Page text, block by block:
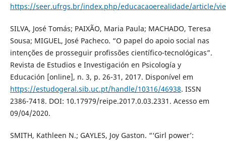
https://seer.ufrgs.br/index.php/educacaoerealidade/article/
SILVA, José Tomás; PAIXÃO, Maria Paula; MACHADO, Teresa
Sousa; MIGUEL, José Pacheco. “O papel do apoio social nas
intenções de prosseguir profissões científico-tecnológicas”.
Revista de Estudios e Investigación en Psicología y
Educación [online], n. 3, p. 26-31, 2017. Disponível em
https://estudogeral.sib.uc.pt/handle/10316/46938. ISSN
2386-7418. DOI: 10.17979/reipe.2017.0.03.2331. Acesso em
09/04/2020.
SMITH, Kathleen N.; GAYLES, Joy Gaston. “‘Girl power’: